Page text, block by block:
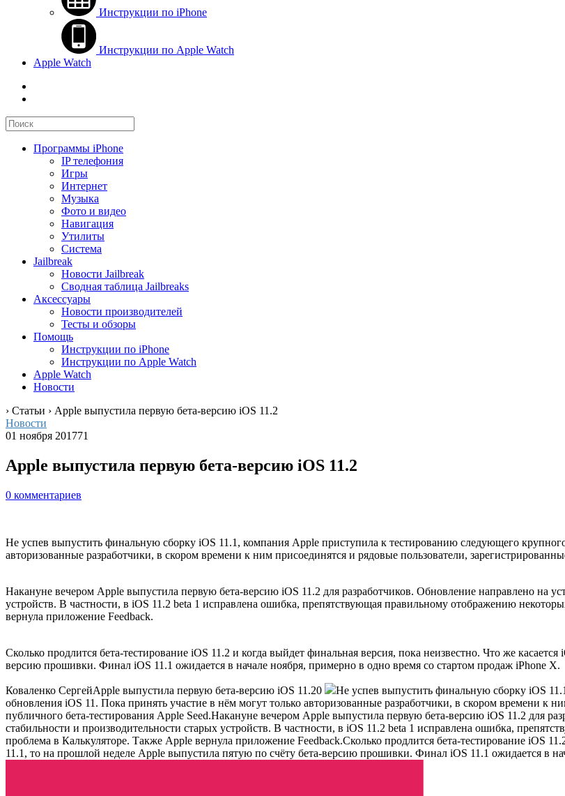
Инструкции по iPhone
Инструкции по Apple Watch
Apple Watch
Программы iPhone
IP телефония
Игры
Интернет
Музыка
Фото и видео
Навигация
Утилиты
Система
Jailbreak
Новости Jailbreak
Сводная таблица Jailbreaks
Аксессуары
Новости производителей
Тесты и обзоры
Помощь
Инструкции по iPhone
Инструкции по Apple Watch
Apple Watch
Новости
› Статьи › Apple выпустила первую бета-версию iOS 11.2
Новости
01 ноября 201771
Apple выпустила первую бета-версию iOS 11.2
0 комментариев
Не успев выпустить финальную сборку iOS 11.1, компания Apple приступила к тестированию следующего
авторизованные разработчики, в скором времени к ним присоединятся и рядовые пользователи,
Накануне вечером Apple выпустила первую бета-версию iOS 11.2 для разработчиков. Обновление направлено на
устройств. В частности, в iOS 11.2 beta 1 исправлена ошибка, препятствующая правильному отображению
вернула приложение Feedback.
Сколько продлится бета-тестирование iOS 11.2 и когда выйдет финальная версия, пока неизвестно. Что же
версию прошивки. Финал iOS 11.1 ожидается в начале ноября, примерно в одно время со стартом продаж iPhone X.
Коваленко СергейApple выпустила первую бета-версию iOS 11.20
Не успев выпустить финальную сборку iOS
обновления iOS 11. Пока принять участие в нём могут только авторизованные разработчики, в скором времени к
публичного бета-тестирования Apple Seed.Накануне вечером Apple выпустила первую бета-версию iOS 11.2 для
стабильности и производительности старых устройств. В частности, в iOS 11.2 beta 1 исправлена ошибка,
проблема в Калькуляторе. Также Apple вернула приложение Feedback.Сколько продлится бета-тестирование iOS
11.1, то на прошлой неделе Apple выпустила пятую по счёту бета-версию прошивки. Финал iOS 11.1 ожидается в